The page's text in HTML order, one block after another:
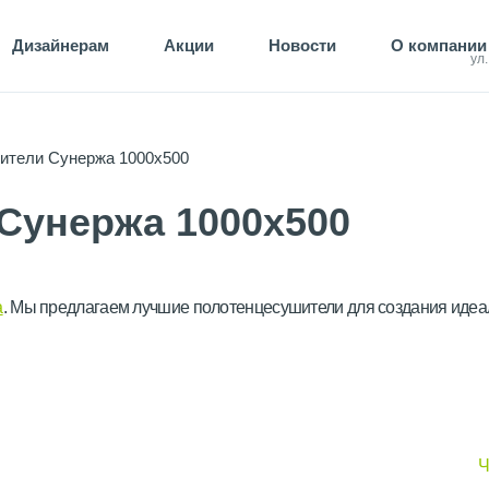
Дизайнерам Акции Новости О компании
Сунержа 1000х500
1000х500
. Мы предлагаем лучшие полотенцесушители для создания